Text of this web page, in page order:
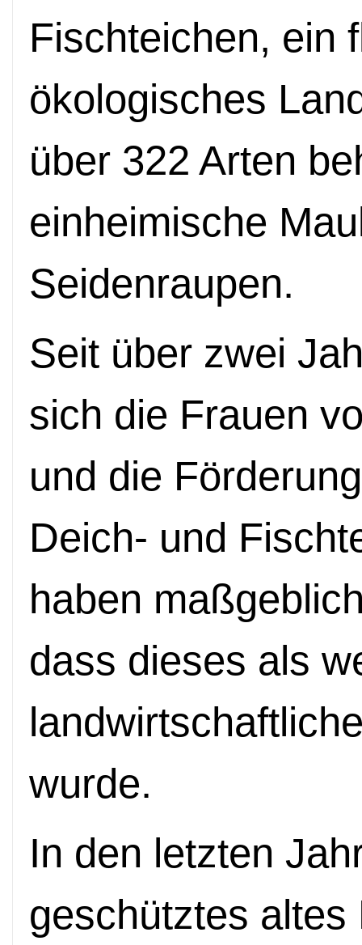
Fischteichen, ein
ökologisches
über 322 Arten
einheimische
Seidenraupen.
Seit über zwei
sich die Frauen
und die
Deich- und
haben
dass dieses als
wurde.
In den letzten
geschütztes